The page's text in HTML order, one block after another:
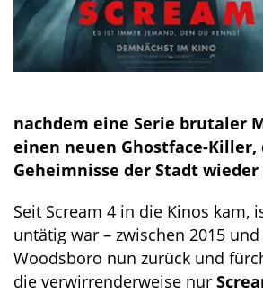
nachdem eine Serie brutaler
einen neuen Ghostface-
Geheimnisse der Stadt
Seit Scream 4 in die Kinos kam,
untätig war – zwischen 2015
Woodsboro nun zurück und
die verwirrenderweise nur